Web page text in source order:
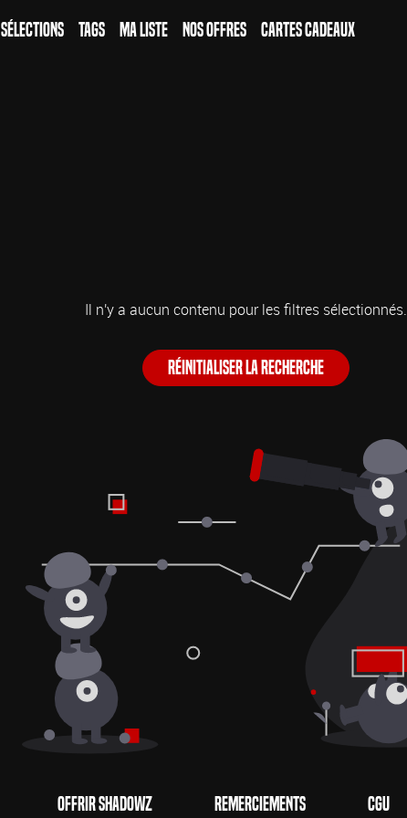
Sélections Tags Ma Liste Nos Offres Cartes Cadeaux
Il n'y a aucun contenu pour les filtres sélectionnés.
Réinitialiser la recherche
Offrir Shadowz Remerciements CGU